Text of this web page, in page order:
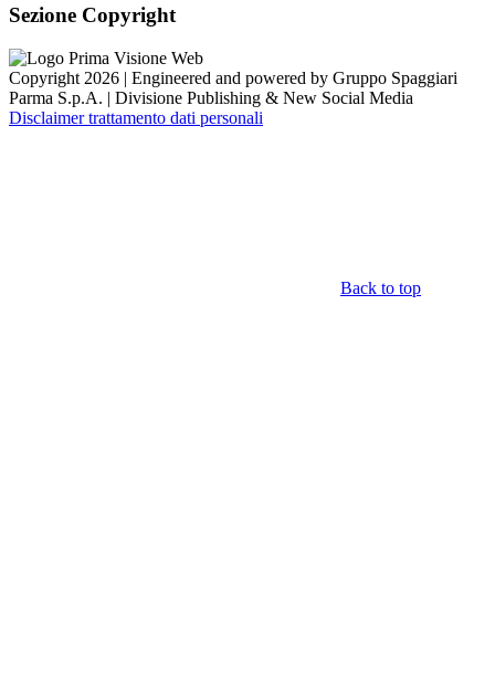
Sezione Copyright
Copyright 2026 | Engineered and powered by Gruppo Spaggiari
Parma S.p.A. | Divisione Publishing & New Social Media
Disclaimer trattamento dati personali
Back to top